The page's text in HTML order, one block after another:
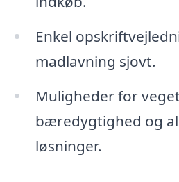
Enkel
madlavning sjovt.
Muligheder for
bæredygtighed og
løsninger.